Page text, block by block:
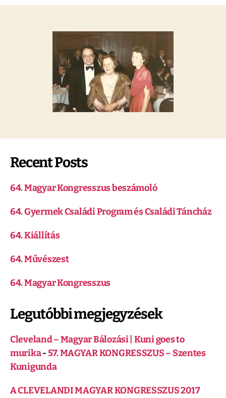
Recent Posts
64. Magyar Kongresszus beszámoló
64. Gyermek Családi Program és Családi Táncház
64. Kiállítás
64. Művészest
64. Magyar Kongresszus
Legutóbbi megjegyzések
Cleveland – Magyar Bálozási | Kuni goes to
murika-57. MAGYAR KONGRESSZUS – Szentes
Kunigunda
A CLEVELANDI MAGYAR KONGRESSZUS 2017